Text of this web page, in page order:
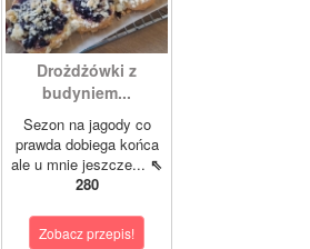
Drożdżówki z
budyniem...
Sezon na jagody co
prawda dobiega końca
ale u mnie jeszcze... ⇖
280
Zobacz przepis!